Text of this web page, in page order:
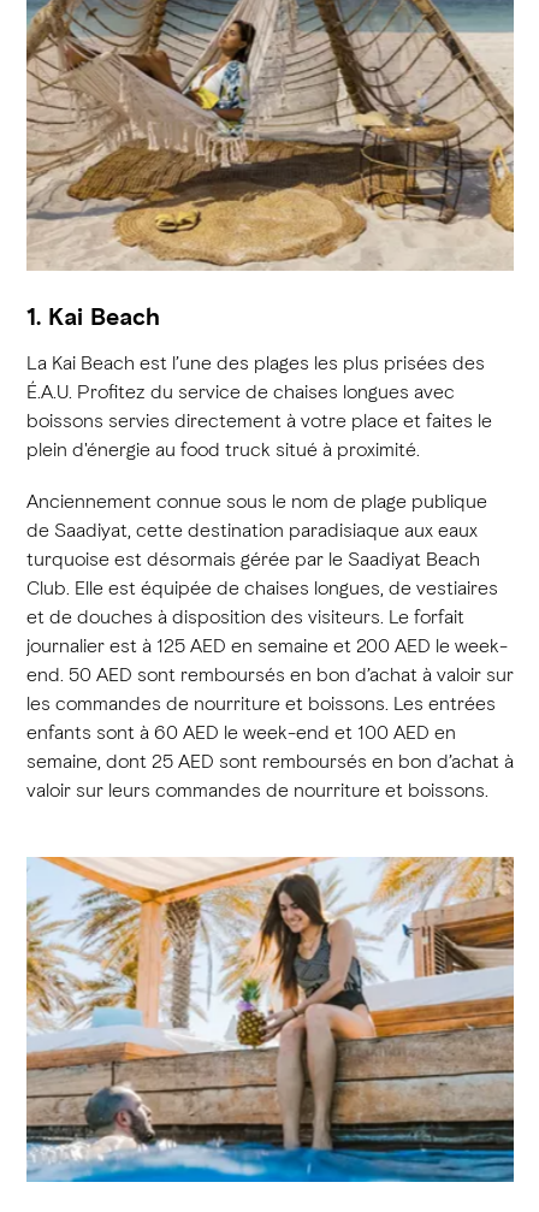
1. Kai Beach
La Kai Beach est l’une des plages les plus prisées des
É.A.U. Profitez du service de chaises longues avec
boissons servies directement à votre place et faites le
plein d'énergie au food truck situé à proximité.
Anciennement connue sous le nom de plage publique
de Saadiyat, cette destination paradisiaque aux eaux
turquoise est désormais gérée par le Saadiyat Beach
Club. Elle est équipée de chaises longues, de vestiaires
et de douches à disposition des visiteurs. Le forfait
journalier est à 125 AED en semaine et 200 AED le week-
end. 50 AED sont remboursés en bon d’achat à valoir sur
les commandes de nourriture et boissons. Les entrées
enfants sont à 60 AED le week-end et 100 AED en
semaine, dont 25 AED sont remboursés en bon d’achat à
valoir sur leurs commandes de nourriture et boissons.